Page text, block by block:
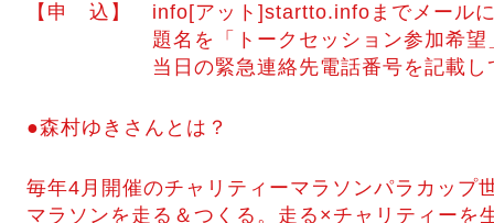
【申 込】 info[アット]startto.infoまでメール
題名を「トークセッション参加希望」
当日の緊急連絡先電話番号を記載して
●森村ゆきさんとは？
毎年4月開催のチャリティーマラソンパラカップ
マラソンを走る＆つくる。走る×チャリティー